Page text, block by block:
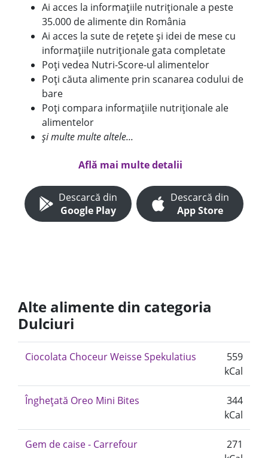
Ai acces la informațiile nutriționale a peste
35.000 de alimente din România
Ai acces la sute de rețete și idei de mese cu
informațiile nutriționale gata completate
Poți vedea Nutri-Score-ul alimentelor
Poți căuta alimente prin scanarea codului de
bare
Poți compara informațiile nutriționale ale
alimentelor
și multe multe altele...
Află mai multe detalii
Descarcă din
Google Play
Descarcă din
App Store
Alte alimente din categoria
Dulciuri
Ciocolata Choceur Weisse Spekulatius
559
kCal
Înghețată Oreo Mini Bites
344
kCal
Gem de caise - Carrefour
271